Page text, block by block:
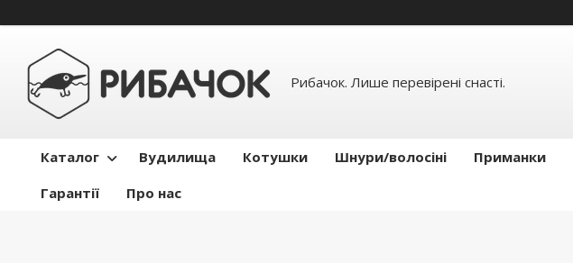
Рибачок. Лише перевірені снасті.
Каталог Вудилища Котушки Шнури/волосіні Приманки
Гарантії
Про нас